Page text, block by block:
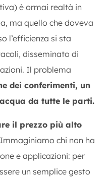
è ormai realtà in
ma quello che doveva
l’efficienza si sta
disseminato di
Il problema
dei conferimenti, un
da tutte le parti.
il prezzo più alto
Immaginiamo chi non ha
e applicazioni: per
un semplice gesto